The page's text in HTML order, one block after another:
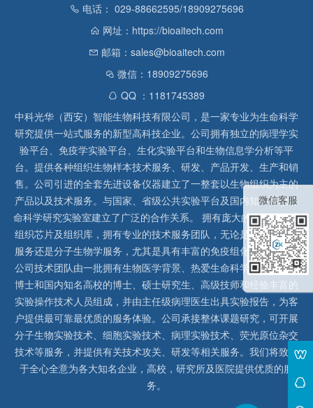
电话： 029-88662595/18909275696
网址：https://bioaitech.com
邮箱：sales@bioaitech.com
微信：18909275696
QQ ：1181745389
中科光华（西安）智能生物科技有限公司，是一家专业为生命科学
研究提供一站式服务的新型高科技企业。公司拥有独立的病理学实
验平台、免疫学实验平台、生化实验平台和生物信息学分析等平
台。提供各种组织生物样本技术服务、研发、产品开发、生产和销
售。公司引进的全套先进设备仪器建立了一整套以生物组织为主的
产品以及技术服务。与国家、省级公共实验平台及国内知名高校生
命科学研究实验室建立了广泛的合作关系。 拥有庞大的石蜡、冰冻
组织芯片及组织库，拥有专业的技术服务团队，无论是形态病理学
服务还是分子生物学服务，尤其是具有丰富的免疫组化实验经验，
公司技术团队由一批拥有生物医学背景、热爱生命科学研究的留美
博士和国内知名高校的博士、硕士研究生、高级技师和经验丰富的
实验操作技术人员组成，并由主任级病理医生出具实验报告，为客
户提供最可靠最优质的服务体验。公司承接整体课题研究，可开展
分子生物实验技术、细胞实验技术、病理实验技术、荧光原位杂交
技术等服务，并提供有关技术攻关、研发等相关服务。我们将致力
于全心全意为各大知名企业，高校，研究所及医院提供优质的服
务。
微信客服